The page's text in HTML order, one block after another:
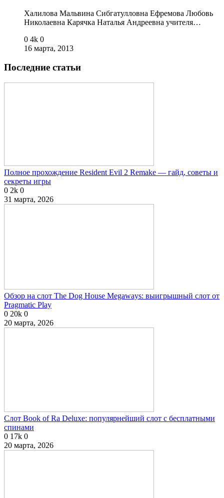
Халилова Мальвина Сибгатулловна Ефремова Любовь
Николаевна Карячка Наталья Андреевна учителя…
0 4k 0
16 марта, 2013
Последние статьи
Полное прохождение Resident Evil 2 Remake — гайд, советы и
секреты игры
0 2k 0
31 марта, 2026
Обзор на слот The Dog House Megaways: выигрышный слот от
Pragmatic Play
0 20k 0
20 марта, 2026
Слот Book of Ra Deluxe: популярнейший слот с бесплатными
спинами
0 17k 0
20 марта, 2026